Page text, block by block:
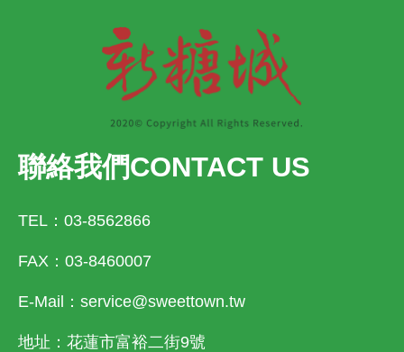
聯絡我們CONTACT US
TEL：03-8562866
FAX：03-8460007
E-Mail： service@sweettown.tw
地址：花蓮市富裕二街9號